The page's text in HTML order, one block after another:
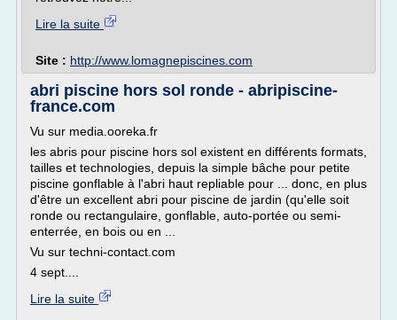
Lire la suite
Site : http://www.lomagnepiscines.com
abri piscine hors sol ronde - abripiscine-
france.com
Vu sur media.ooreka.fr
les abris pour piscine hors sol existent en différents formats,
tailles et technologies, depuis la simple bâche pour petite
piscine gonflable à l'abri haut repliable pour ... donc, en plus
d'être un excellent abri pour piscine de jardin (qu'elle soit
ronde ou rectangulaire, gonflable, auto-portée ou semi-
enterrée, en bois ou en ...
Vu sur techni-contact.com
4 sept....
Lire la suite